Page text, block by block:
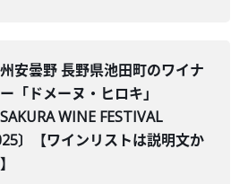
安曇野 長野県池田町のワイナ
「ドメーヌ・ヒロキ」
SAKURA WINE FESTIVAL
〕【ワインリストは説明文か